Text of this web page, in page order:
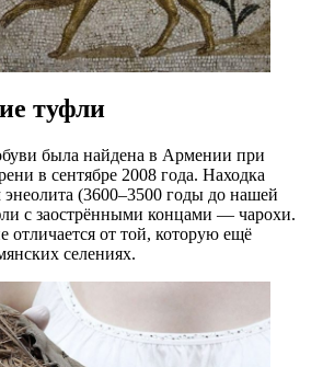
туфли
была найдена в Армении при
в сентябре 2008 года. Находка
энеолита (3600–3500 годы до нашей
с заострёнными концами — чарохи.
отличается от той, которую ещё
селениях.